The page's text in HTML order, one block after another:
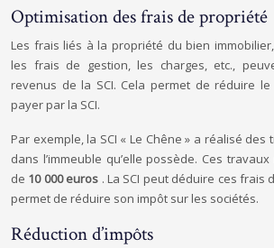
Optimisation des frais de propriété
Les frais liés à la propriété du bien
les frais de gestion, les charges, etc.,
revenus de la SCI. Cela permet de réduire le
payer par la SCI.
Par exemple, la SCI « Le Chêne » a réalisé
dans l’immeuble qu’elle possède. Ces
de 10 000 euros . La SCI peut déduire ces frais
permet de réduire son impôt sur les sociétés.
Réduction d’impôts